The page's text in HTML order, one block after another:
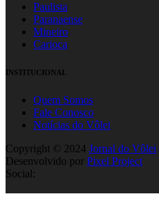
Paulista
Paranaense
Mineiro
Carioca
INSTITUCIONAL
Quem Somos
Fale Conosco
Notícias do Vôlei
Copyright © 2024 Jornal do Vôlei
Desenvolvido por Pixel Project
Social: